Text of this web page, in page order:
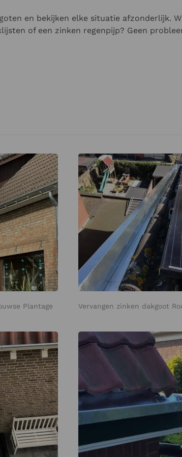
en bekijken elke situatie afzonderlijk.
of een zinken regenpijp? Geen
Plantage Vervangen zinken dakgoot